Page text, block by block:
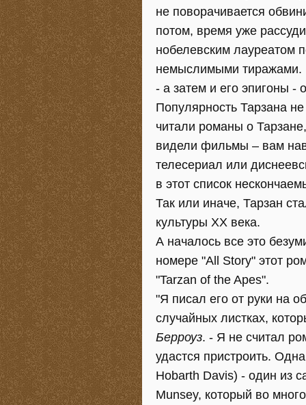
не поворачивается
потом, время уже
нобелевским лауреатом
немыслимыми тиражами.
- а затем и его эпигоны -
Популярность Тарзана
читали романы о
видели фильмы – вам
телесериал или
в этот список
Так или иначе, Тарзан
культуры XX века.
А началось все это
номере "All Story" этот
"Tarzan of the Apes".
"Я писал его от руки на
случайных листках,
Берроуз. - Я не считал
удастся пристроить.
Hobarth Davis) - один из
Munsey, который во